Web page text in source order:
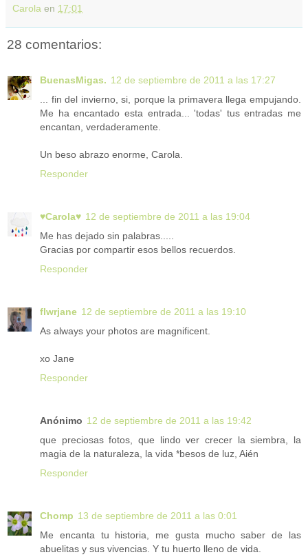
Carola en 17:01
28 comentarios:
BuenasMigas. 12 de septiembre de 2011 a las 17:27
... fin del invierno, si, porque la primavera llega empujando.
Me ha encantado esta entrada... 'todas' tus entradas me
encantan, verdaderamente.
Un beso abrazo enorme, Carola.
Responder
♥Carola♥ 12 de septiembre de 2011 a las 19:04
Me has dejado sin palabras.....
Gracias por compartir esos bellos recuerdos.
Responder
flwrjane 12 de septiembre de 2011 a las 19:10
As always your photos are magnificent.
xo Jane
Responder
Anónimo 12 de septiembre de 2011 a las 19:42
que preciosas fotos, que lindo ver crecer la siembra, la
magia de la naturaleza, la vida *besos de luz, Aién
Responder
Chomp 13 de septiembre de 2011 a las 0:01
Me encanta tu historia, me gusta mucho saber de las
abuelitas y sus vivencias. Y tu huerto lleno de vida.